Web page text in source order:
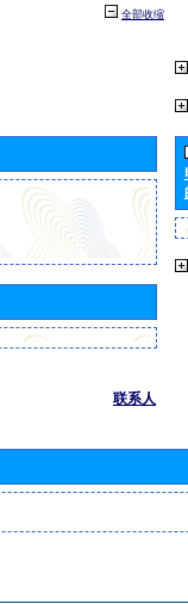
全部收缩
联系人